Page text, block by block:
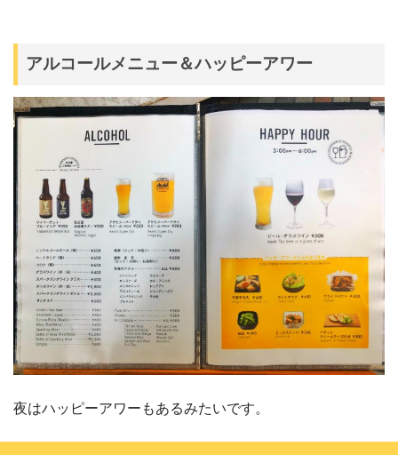
アルコールメニュー＆ハッピーアワー
夜はハッピーアワーもあるみたいです。